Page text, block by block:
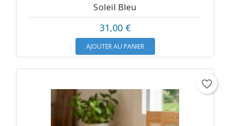
Soleil Bleu
31,00 €
AJOUTER AU PANIER
favorite_border